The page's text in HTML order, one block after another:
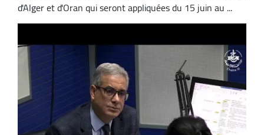
d'Alger et d'Oran qui seront appliquées du 15 juin au ...